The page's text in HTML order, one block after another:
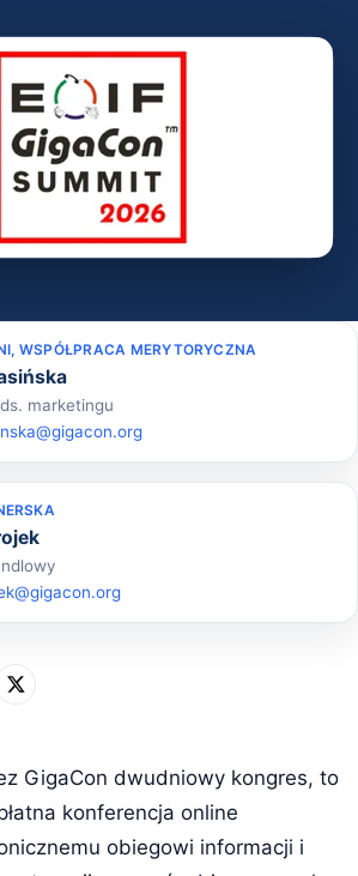
GigaCon dwudniowy kongres, to
konferencja online
obiegowi informacji i
WSPÓŁPRACA MERYTORYCZNA
marketingu